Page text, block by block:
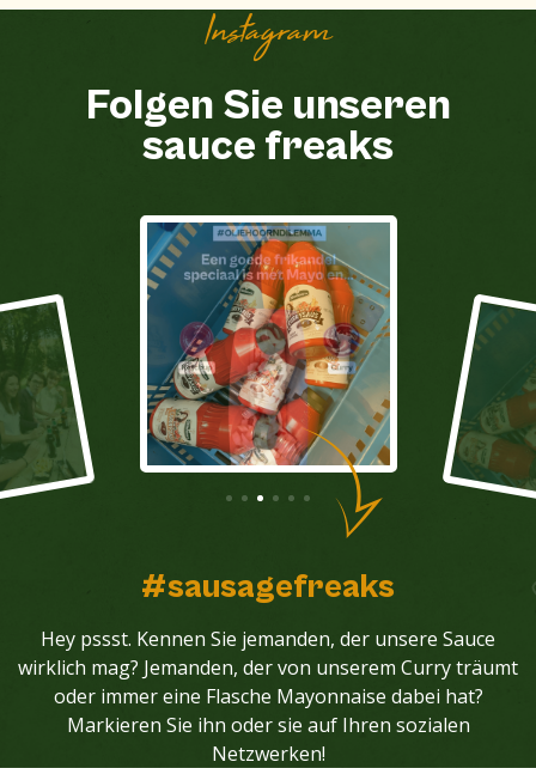
Instagram
Folgen Sie unseren
sauce freaks
#sausagefreaks
Hey pssst. Kennen Sie jemanden, der unsere Sauce
wirklich mag? Jemanden, der von unserem Curry träumt
oder immer eine Flasche Mayonnaise dabei hat?
Markieren Sie ihn oder sie auf Ihren sozialen
Netzwerken!